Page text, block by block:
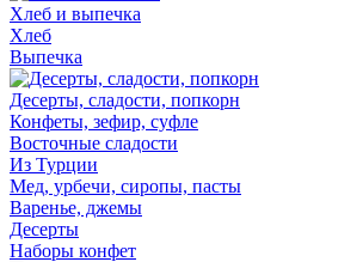
Хлеб и выпечка
Хлеб
Выпечка
Десерты, сладости, попкорн
Конфеты, зефир, суфле
Восточные сладости
Из Турции
Мед, урбечи, сиропы, пасты
Варенье, джемы
Десерты
Наборы конфет